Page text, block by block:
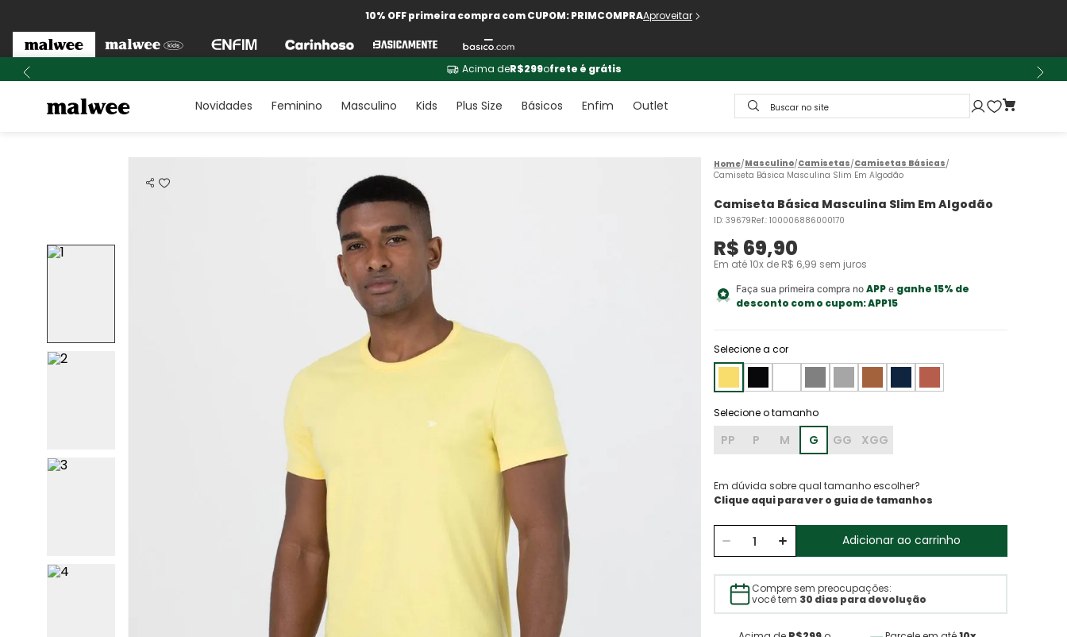
10% OFF primeira compra com CUPOM: PRIMCOMPRAAproveitar
Acima deR$299ofrete é grátis
Novidades Feminino Masculino Kids Plus Size Básicos Enfim Outlet Buscar no site
Masculino Camisetas Camisetas Básicas
Camiseta Básica Masculina Slim Em Algodão
Camiseta Básica Masculina Slim Em Algodão
ID: 39679Ref.: 100006886000170
R$ 69,90
Em até10x de R$ 6,99 sem juros
Faça sua primeira compra no APPe ganhe 15% de
desconto com o cupom:APP15
Selecione a cor
PP P M G GG XGG
Em dúvida sobre qual tamanho escolher?
Clique aqui para ver o guia de tamanhos
Adicionar ao carrinho
Compre sem preocupações:
você tem 30 dias para devolução